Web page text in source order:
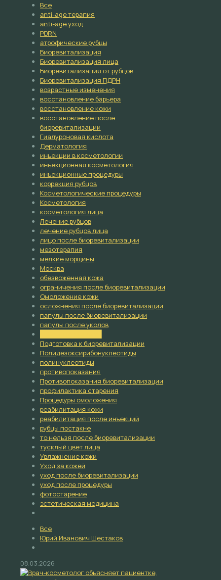
Все
anti-age терапия
anti-age уход
PDRN
атрофические рубцы
Биоревитализация
Биоревитализация лица
Биоревитализация от рубцов
Биоревитализация ПДРН
возрастные изменения
восстановление барьера
восстановление кожи
восстановление после
биоревитализации
Гиалуроновая кислота
Дерматология
инъекции в косметологии
инъекционная косметология
инъекционные процедуры
коррекция рубцов
Косметологические процедуры
Косметология
косметология лица
Лечение рубцов
лечение рубцов лица
лицо после биоревитализации
мезотерапия
мелкие морщины
Москва
обезвоженная кожа
ограничения после биоревитализации
Омоложение кожи
осложнения после биоревитализации
папулы после биоревитализации
папулы после уколов
Подготовка к биоревитализации
Полидезоксирибонуклеотиды
полинуклеотиды
противопоказания
Противопоказания биоревитализации
профилактика старения
Процедуры омоложения
реабилитация кожи
реабилитация после инъекций
рубцы постакне
то нельзя после биоревитализации
тусклый цвет лица
Увлажнение кожи
Уход за кожей
уход после биоревитализации
уход после процедуры
фотостарение
эстетическая медицина
Все
Юрий Иванович Шестаков
08.03.2026